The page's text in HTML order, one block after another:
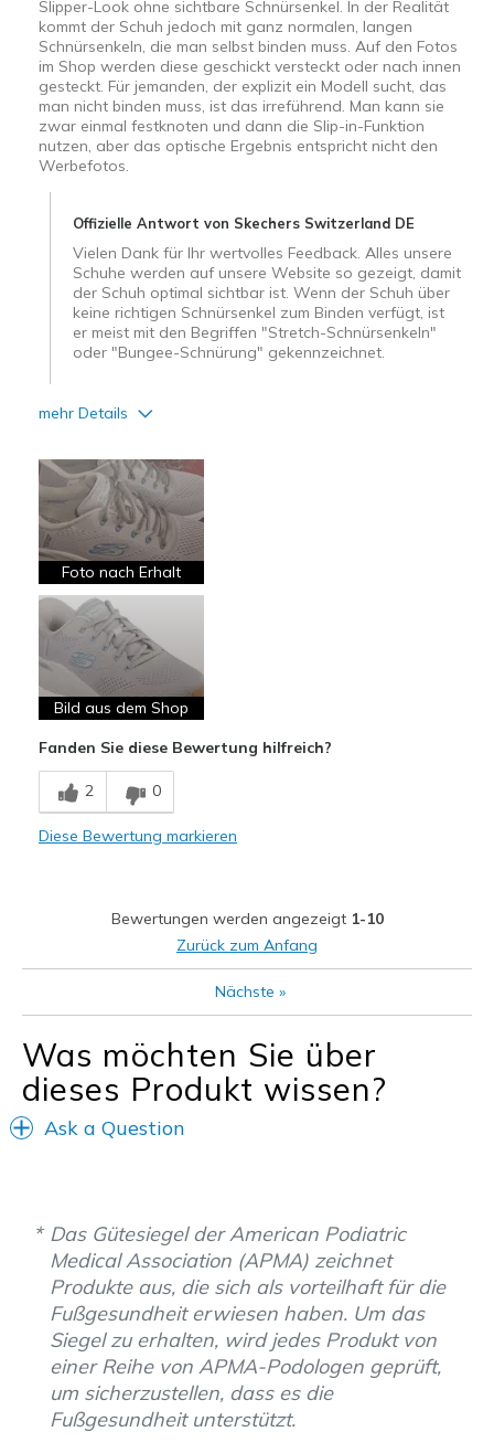
Slipper-Look ohne sichtbare Schnürsenkel. In der Realität
kommt der Schuh jedoch mit ganz normalen, langen
Schnürsenkeln, die man selbst binden muss. Auf den Fotos
im Shop werden diese geschickt versteckt oder nach innen
gesteckt. Für jemanden, der explizit ein Modell sucht, das
man nicht binden muss, ist das irreführend. Man kann sie
zwar einmal festknoten und dann die Slip-in-Funktion
nutzen, aber das optische Ergebnis entspricht nicht den
Werbefotos.
Offizielle Antwort von Skechers Switzerland DE
Vielen Dank für Ihr wertvolles Feedback. Alles unsere
Schuhe werden auf unsere Website so gezeigt, damit
der Schuh optimal sichtbar ist. Wenn der Schuh über
keine richtigen Schnürsenkel zum Binden verfügt, ist
er meist mit den Begriffen "Stretch-Schnürsenkeln"
oder "Bungee-Schnürung" gekennzeichnet.
mehr Details
Bequem
Leicht
Stoßdämpfend
Nachteile
Schürsenkel zum Binden
Geeignete Verwendung
Breite
Größe
Meine Meinung zu
Foto nach Erhalt
Bild aus dem Shop
Fanden Sie diese Bewertung hilfreich?
2 0
Diese Bewertung markieren
Bewertungen werden angezeigt 1-10
Zurück zum Anfang
Nächste »
Was möchten Sie über
dieses Produkt wissen?
Ask a Question
Das Gütesiegel der American Podiatric
Medical Association (APMA) zeichnet
Produkte aus, die sich als vorteilhaft für die
Fußgesundheit erwiesen haben. Um das
Siegel zu erhalten, wird jedes Produkt von
einer Reihe von APMA-Podologen geprüft,
um sicherzustellen, dass es die
Fußgesundheit unterstützt.